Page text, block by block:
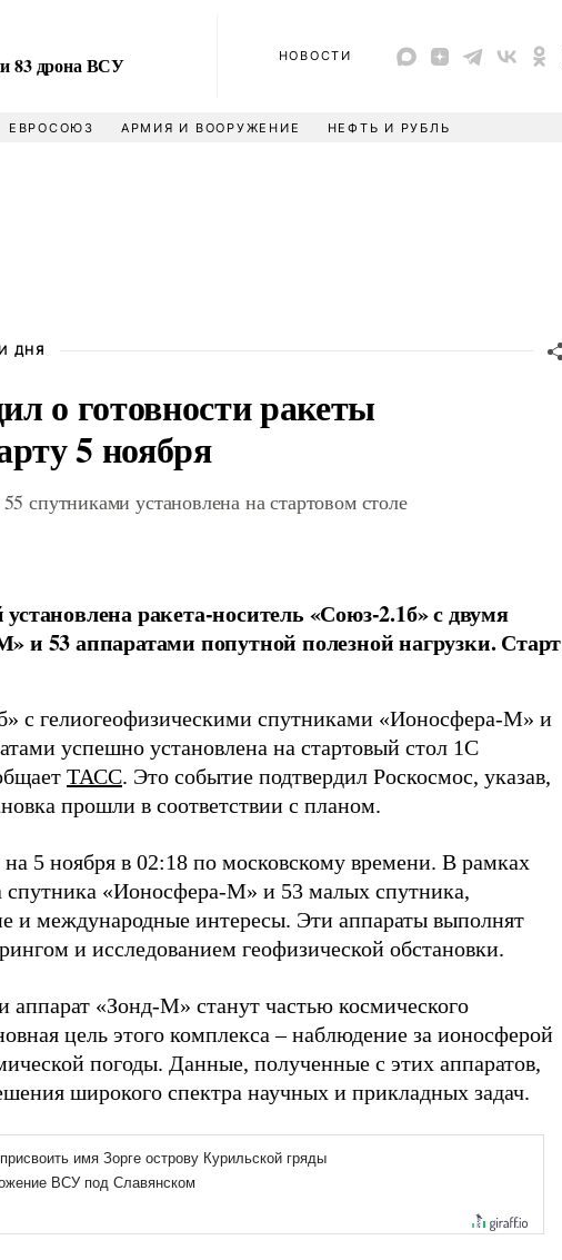
83 дрона ВСУ НОВОСТИ
ЕВРОСОЮЗ АРМИЯ И ВООРУЖЕНИЕ НЕФТЬ И РУБЛЬ
ДНЯ
о готовности ракеты
5 ноября
спутниками установлена на стартовом столе
ракета-носитель «Союз-2.1б» с двумя
и 53 аппаратами попутной полезной нагрузки. Старт
с гелиогеофизическими спутниками «Ионосфера-М» и
успешно установлена на стартовый стол 1С
ТАСС. Это событие подтвердил Роскосмос, указав,
прошли в соответствии с планом.
5 ноября в 02:18 по московскому времени. В рамках
спутника «Ионосфера-М» и 53 малых спутника,
и международные интересы. Эти аппараты выполнят
и исследованием геофизической обстановки.
«Зонд-М» станут частью космического
цель этого комплекса – наблюдение за ионосферой
погоды. Данные, полученные с этих аппаратов,
широкого спектра научных и прикладных задач.